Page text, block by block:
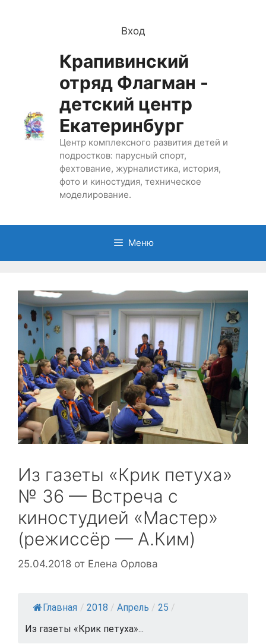
Вход
Крапивинский
отряд Флагман -
детский центр
Екатеринбург
Центр комплексного развития детей и
подростков: парусный спорт,
фехтование, журналистика, история,
фото и киностудия, техническое
моделирование.
Меню
Из газеты «Крик петуха»
№ 36 — Встреча с
киностудией «Мастер»
(режиссёр — А.Ким)
25.04.2018 от Елена Орлова
Главная / 2018 / Апрель / 25 /
Из газеты «Крик петуха»...